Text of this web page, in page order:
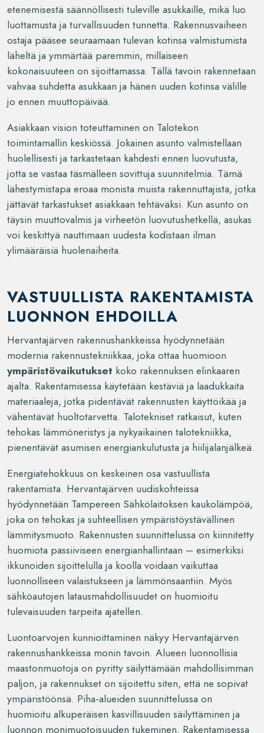
etenemisestä säännöllisesti tuleville asukkaille, mikä luo
luottamusta ja turvallisuuden tunnetta. Rakennusvaiheen
ostaja pääsee seuraamaan tulevan kotinsa valmistumista
läheltä ja ymmärtää paremmin, millaiseen
kokonaisuuteen on sijoittamassa. Tällä tavoin rakennetaan
vahvaa suhdetta asukkaan ja hänen uuden kotinsa välille
jo ennen muuttopäivää.
Asiakkaan vision toteuttaminen on Talotekon
toimintamallin keskiössä. Jokainen asunto valmistellaan
huolellisesti ja tarkastetaan kahdesti ennen luovutusta,
jotta se vastaa täsmälleen sovittuja suunnitelmia. Tämä
lähestymistapa eroaa monista muista rakennuttajista, jotka
jättävät tarkastukset asiakkaan tehtäväksi. Kun asunto on
täysin muuttovalmis ja virheetön luovutushetkellä, asukas
voi keskittyä nauttimaan uudesta kodistaan ilman
ylimääräisiä huolenaiheita.
VASTUULLISTA RAKENTAMISTA
LUONNON EHDOILLA
Hervantajärven rakennushankkeissa hyödynnetään
modernia rakennustekniikkaa, joka ottaa huomioon
ympäristövaikutukset koko rakennuksen elinkaaren
ajalta. Rakentamisessa käytetään kestäviä ja laadukkaita
materiaaleja, jotka pidentävät rakennusten käyttöikää ja
vähentävät huoltotarvetta. Talotekniset ratkaisut, kuten
tehokas lämmöneristys ja nykyaikainen talotekniikka,
pienentävät asumisen energiankulutusta ja hiilijalanjälkeä.
Energiatehokkuus on keskeinen osa vastuullista
rakentamista. Hervantajärven uudiskohteissa
hyödynnetään Tampereen Sähkölaitoksen kaukolämpöä,
joka on tehokas ja suhteellisen ympäristöystävällinen
lämmitysmuoto. Rakennusten suunnittelussa on kiinnitetty
huomiota passiiviseen energianhallintaan – esimerkiksi
ikkunoiden sijoittelulla ja koolla voidaan vaikuttaa
luonnolliseen valaistukseen ja lämmönsaantiin. Myös
sähköautojen latausmahdollisuudet on huomioitu
tulevaisuuden tarpeita ajatellen.
Luontoarvojen kunnioittaminen näkyy Hervantajärven
rakennushankkeissa monin tavoin. Alueen luonnollisia
maastonmuotoja on pyritty säilyttämään mahdollisimman
paljon, ja rakennukset on sijoitettu siten, että ne sopivat
ympäristöönsä. Piha-alueiden suunnittelussa on
huomioitu alkuperäisen kasvillisuuden säilyttäminen ja
luonnon monimuotoisuuden tukeminen. Rakentamisessa